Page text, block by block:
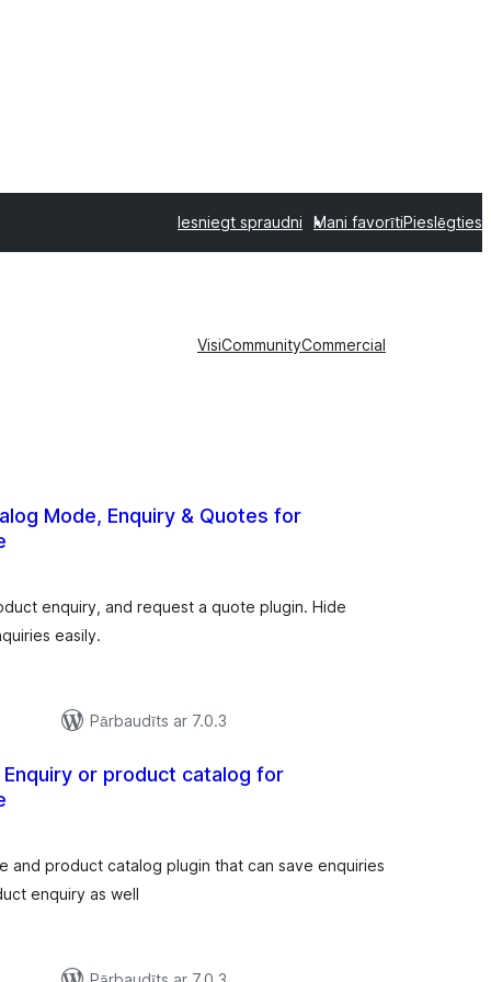
Iesniegt spraudni Mani favorītiPieslēgties
VisiCommunityCommercial
Mode, Enquiry & Quotes for
enquiry, and request a quote plugin. Hide
easily.
Pārbaudīts ar 7.0.3
Enquiry or product catalog for
and product catalog plugin that can save enquiries
enquiry as well